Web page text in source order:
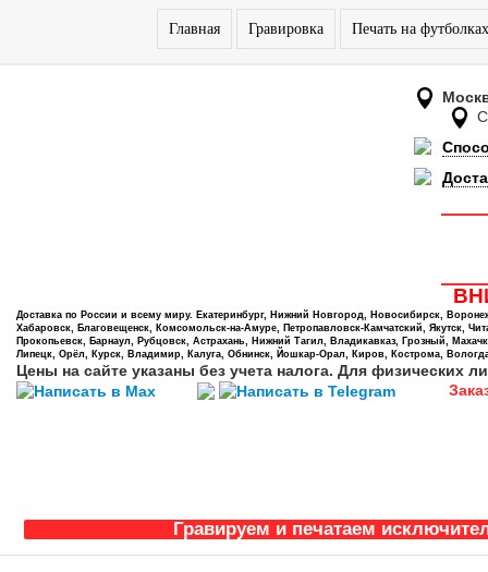
Главная Гравировка Печать на футболках
Доставка по России и всему миру. Екатеринбург, Нижний Новгород, Новосибирск,
Хабаровск, Благовещенск, Комсомольск-на-Амуре, Петропавловск-Камчатский, Якутск,
Прокопьевск, Барнаул, Рубцовск, Астрахань, Нижний Тагил, Владикавказ, Грозный,
Липецк, Орёл, Курск, Владимир, Калуга, Обнинск, Йошкар-Орал, Киров, Кострома,
Цены на сайте указаны без учета налога. Для физических
Гравируем и печатаем